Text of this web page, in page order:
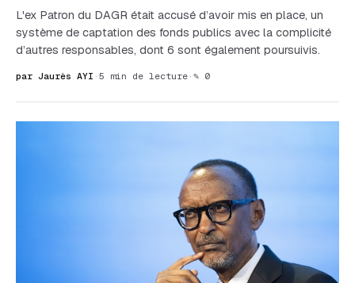
L'ex Patron du DAGR était accusé d’avoir mis en place, un
système de captation des fonds publics avec la complicité
d’autres responsables, dont 6 sont également poursuivis.
par Jaurès AYI · 5 min de lecture · ✎ 0